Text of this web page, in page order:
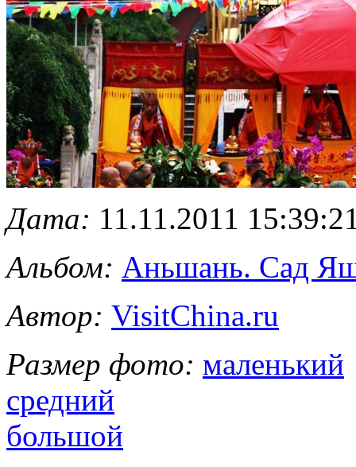
Дата: 11.11.2011
Альбом: Аньшань. Сад
Автор: VisitChina.ru
Размер фото: маленький
средний
большой